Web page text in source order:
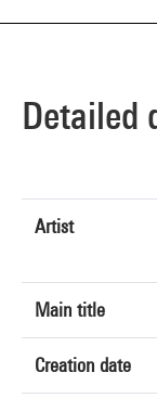
Detailed
Artist
Main title
Creation date